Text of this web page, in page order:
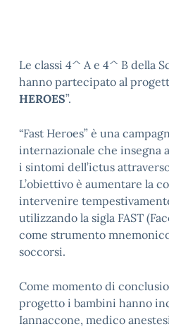
Le classi 4^ A e 4^ B della
hanno partecipato al
HEROES”.
“Fast Heroes” è una
internazionale che insegna
i sintomi dell’ictus
L’obiettivo è aumentare la
intervenire
utilizzando la sigla FAST
come strumento
soccorsi.
Come momento di
progetto i bambini hanno
Iannaccone, medico